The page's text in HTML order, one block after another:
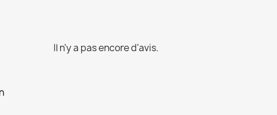
Il n'y a pas encore d'avis.